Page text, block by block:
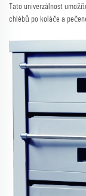
Tato univerzálnost
chlébů po koláče a